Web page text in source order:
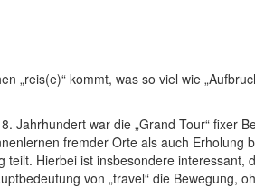
„reis(e)“ kommt, was so viel wie
war die „Grand Tour“ fixer
fremder Orte als auch Erholung
Hierbei ist insbesondere interessant,
von „travel“ die Bewegung,